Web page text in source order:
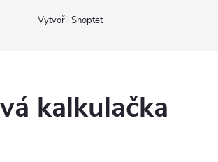
Vytvořil Shoptet
kalkulačka